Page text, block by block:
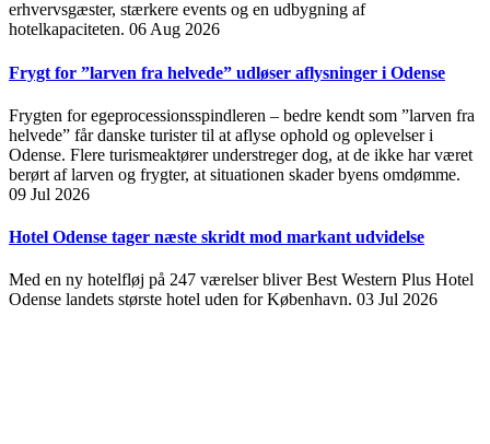
erhvervsgæster, stærkere events og en udbygning af
hotelkapaciteten. 06 Aug 2026
Frygt for ”larven fra helvede” udløser aflysninger i Odense
Frygten for egeprocessionsspindleren – bedre kendt som ”larven fra
helvede” får danske turister til at aflyse ophold og oplevelser i
Odense. Flere turismeaktører understreger dog, at de ikke har været
berørt af larven og frygter, at situationen skader byens omdømme.
09 Jul 2026
Hotel Odense tager næste skridt mod markant udvidelse
Med en ny hotelfløj på 247 værelser bliver Best Western Plus Hotel
Odense landets største hotel uden for København. 03 Jul 2026